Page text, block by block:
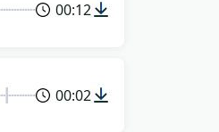
00:12
00:02